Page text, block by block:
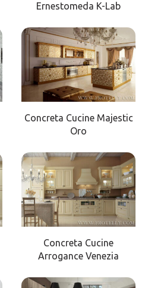
Ernestomeda K-Lab
Concreta Cucine Majestic
Oro
Concreta Cucine
Arrogance Venezia